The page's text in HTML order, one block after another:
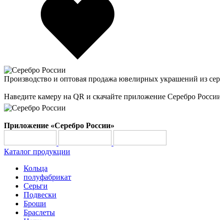
Производство и оптовая продажа ювелирных украшений из
Наведите камеру на QR и скачайте приложение Серебро
Приложение «Серебро России»
Каталог продукции
Кольца
полуфабрикат
Серьги
Подвески
Броши
Браслеты